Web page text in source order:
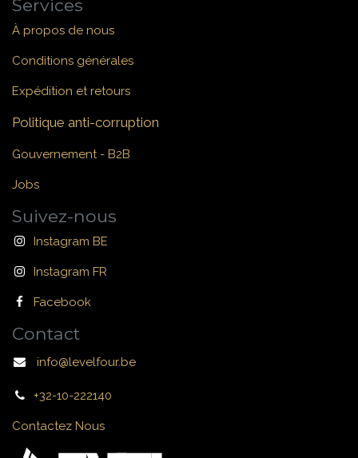
Services
À propos de nous
Conditions générales
Expédition et retours
Politique anti-corruption
Gouvernement - B2B
Jobs
Suivez-nous
Instagram BE
Instagram FR
Facebook
Contact
info@levelfour.be
+32-10-222140
Contactez Nous